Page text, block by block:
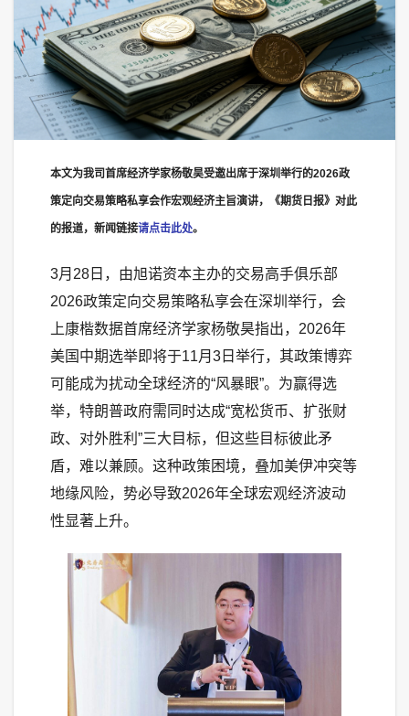
本文为我司首席经济学家杨敬昊受邀出席于深圳举行的2026政
策定向交易策略私享会作宏观经济主旨演讲，《期货日报》对此
的报道，新闻链接请点击此处。
3月28日，由旭诺资本主办的交易高手俱乐部
2026政策定向交易策略私享会在深圳举行，会
上康楷数据首席经济学家杨敬昊指出，2026年
美国中期选举即将于11月3日举行，其政策博弈
可能成为扰动全球经济的“风暴眼”。为赢得选
举，特朗普政府需同时达成“宽松货币、扩张财
政、对外胜利”三大目标，但这些目标彼此矛
盾，难以兼顾。这种政策困境，叠加美伊冲突等
地缘风险，势必导致2026年全球宏观经济波动
性显著上升。